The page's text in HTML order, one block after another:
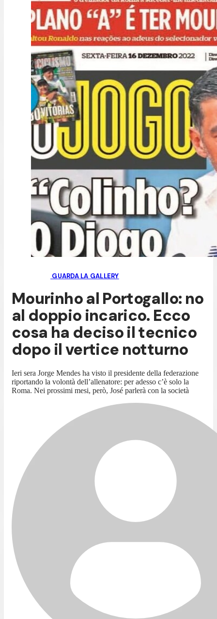
GUARDA LA GALLERY
Mourinho al Portogallo: no
al doppio incarico. Ecco
cosa ha deciso il tecnico
dopo il vertice notturno
Ieri sera Jorge Mendes ha visto il presidente della federazione
riportando la volontà dell’allenatore: per adesso c’è solo la
Roma. Nei prossimi mesi, però, José parlerà con la società